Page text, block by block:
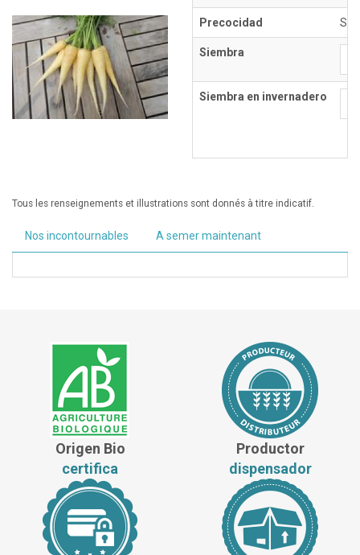
Precocidad
Siembra
Siembra en invernadero
Tous les renseignements et illustrations sont donnés à titre indicatif.
Nos incontournables A semer maintenant
Origen Bio
certifica
Productor
dispensador